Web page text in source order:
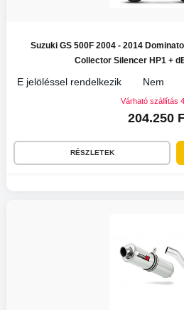
Suzuki GS 500F 2004 - 2014
Collector Silencer HP1 +
E jelöléssel rendelkezik Nem
Várható szállítás
204.250
RÉSZLETEK